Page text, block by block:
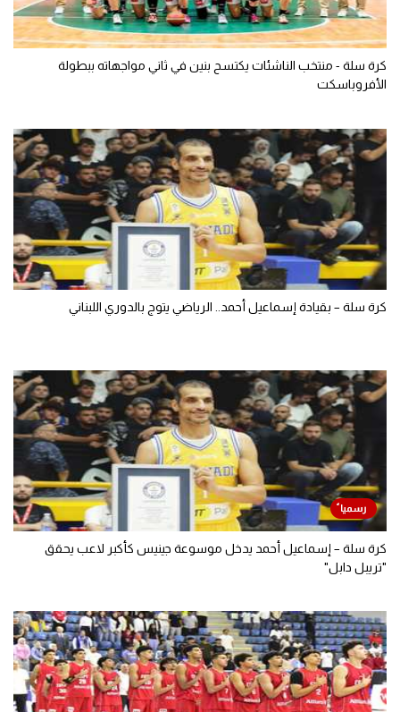
كرة سلة - منتخب الناشئات يكتسح بنين في ثاني مواجهاته ببطولة
الأفروباسكت
كرة سلة – بقيادة إسماعيل أحمد.. الرياضي يتوج بالدوري اللبناني
كرة سلة – إسماعيل أحمد يدخل موسوعة جينيس كأكبر لاعب يحقق
"تريبل دابل"